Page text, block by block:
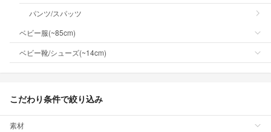
パンツ/スパッツ
ベビー服(~85cm)
ベビー靴/シューズ(~14cm)
こだわり条件で絞り込み
素材